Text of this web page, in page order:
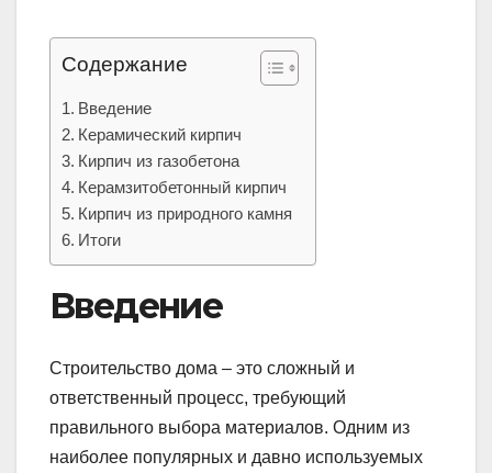
Содержание
Введение
Керамический кирпич
Кирпич из газобетона
Керамзитобетонный кирпич
Кирпич из природного камня
Итоги
Введение
Строительство дома – это сложный и
ответственный процесс, требующий
правильного выбора материалов. Одним из
наиболее популярных и давно используемых